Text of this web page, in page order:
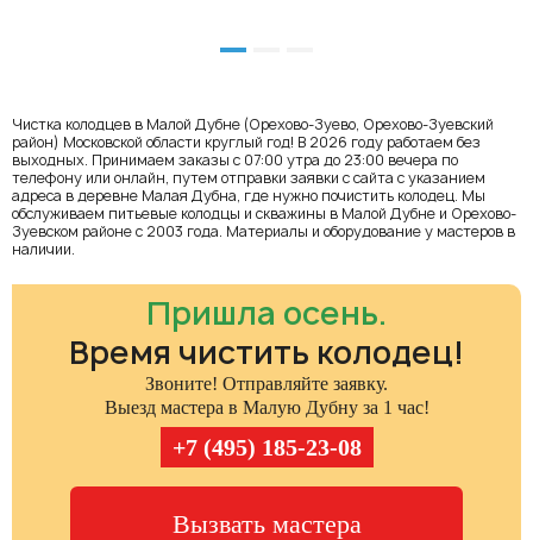
Чистка колодцев в Малой Дубне (Орехово-Зуево, Орехово-Зуевский
район) Московской области круглый год! В 2026 году работаем без
выходных. Принимаем заказы с 07:00 утра до 23:00 вечера по
телефону или онлайн, путем отправки заявки с сайта с указанием
адреса в деревне Малая Дубна, где нужно почистить колодец. Мы
обслуживаем питьевые колодцы и скважины в Малой Дубне и Орехово-
Зуевском районе с 2003 года. Материалы и оборудование у мастеров в
наличии.
Пришла осень.
Время чистить колодец!
Звоните! Отправляйте заявку.
Выезд мастера в Малую Дубну за 1 час!
+7 (495) 185-23-08
Вызвать мастера